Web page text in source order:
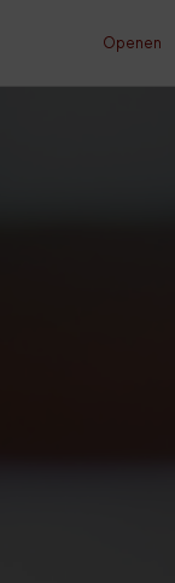
Openen